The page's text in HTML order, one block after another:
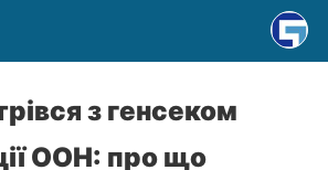
з генсеком
ООН: про що